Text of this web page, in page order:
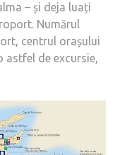
– și deja luați
Numărul
centrul orașului
astfel de excursie,